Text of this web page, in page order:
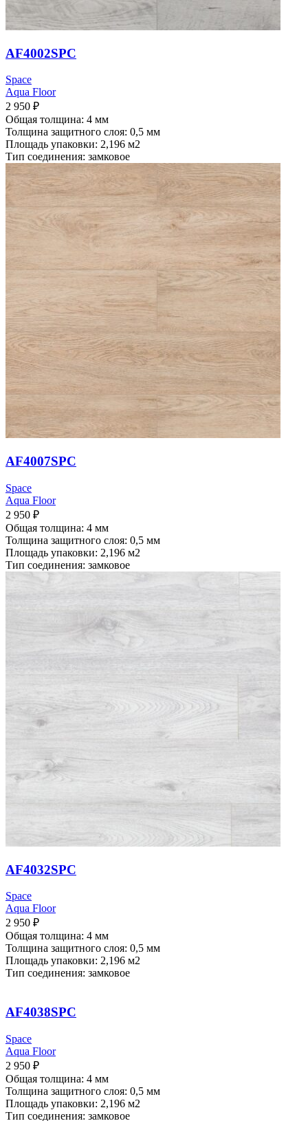
AF4002SPC
Space
Aqua Floor
2 950 ₽
Общая толщина: 4 мм
Толщина защитного слоя: 0,5 мм
Площадь упаковки: 2,196 м2
Тип соединения: замковое
AF4007SPC
Space
Aqua Floor
2 950 ₽
Общая толщина: 4 мм
Толщина защитного слоя: 0,5 мм
Площадь упаковки: 2,196 м2
Тип соединения: замковое
AF4032SPC
Space
Aqua Floor
2 950 ₽
Общая толщина: 4 мм
Толщина защитного слоя: 0,5 мм
Площадь упаковки: 2,196 м2
Тип соединения: замковое
AF4038SPC
Space
Aqua Floor
2 950 ₽
Общая толщина: 4 мм
Толщина защитного слоя: 0,5 мм
Площадь упаковки: 2,196 м2
Тип соединения: замковое